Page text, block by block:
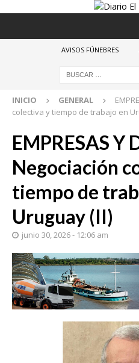
AVISOS FÚNEBRES
INICIO GENERAL
colectiva y tiempo de trabajo en
EMPRESAS Y
Negociación
tiempo de
Uruguay (II)
junio 30, 2026 - 12:06 am